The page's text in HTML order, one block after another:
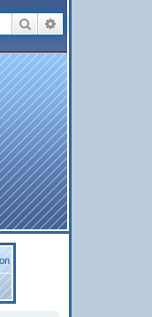
Rechercher